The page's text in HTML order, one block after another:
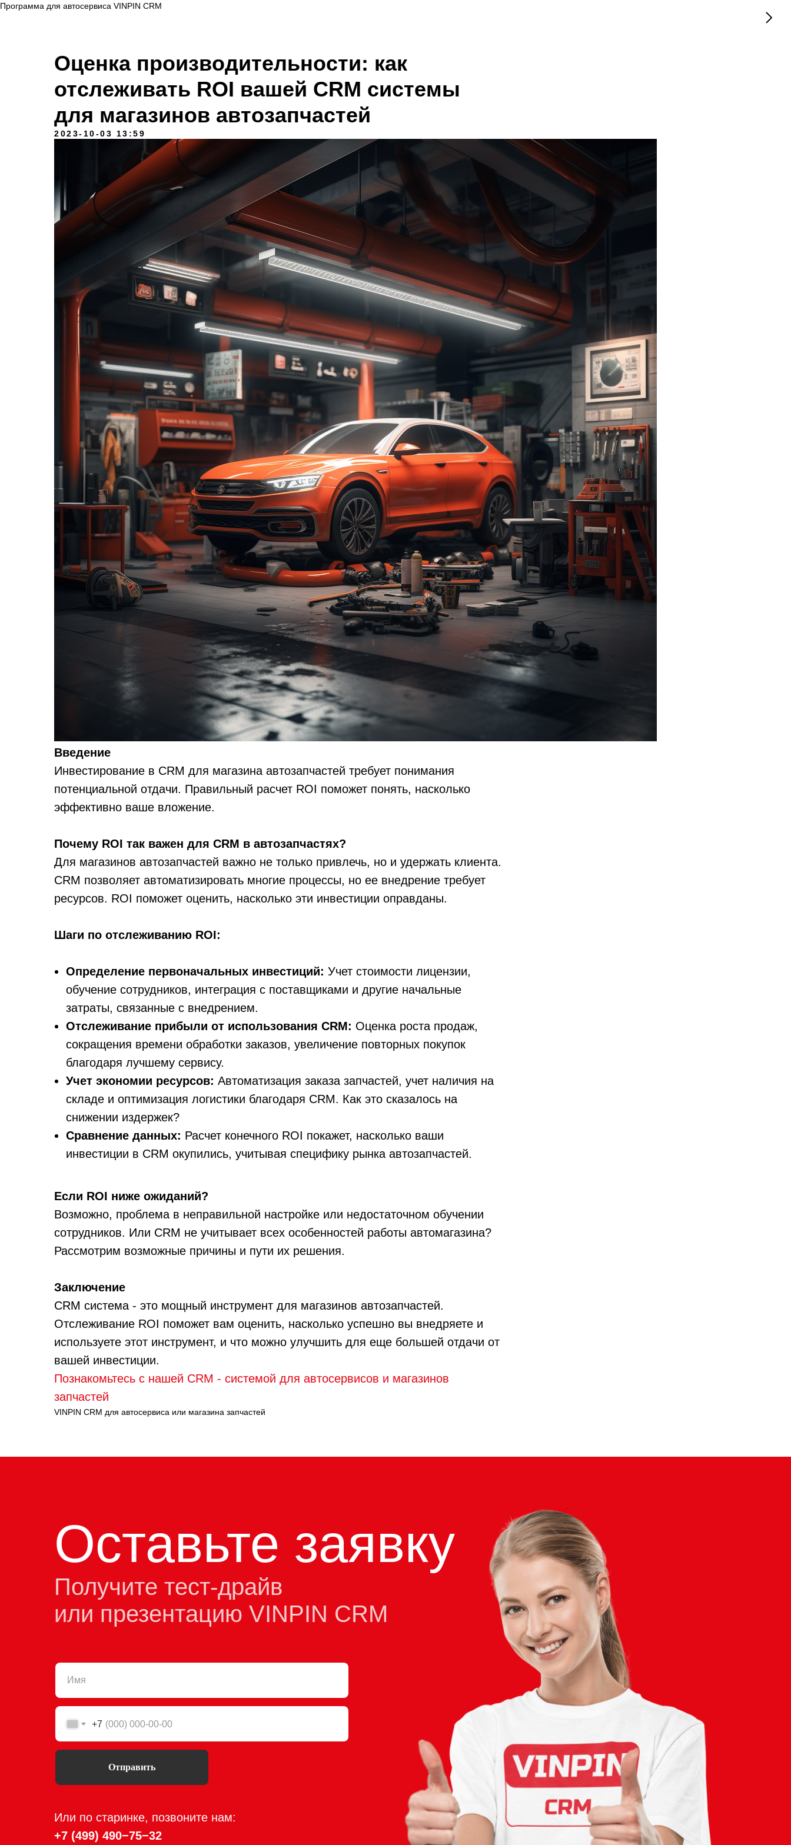
Программа для автосервиса VINPIN CRM
Оценка производительности: как
отслеживать ROI вашей CRM системы
для магазинов автозапчастей
2023-10-03 13:59
Введение
Инвестирование в CRM для магазина автозапчастей требует понимания
потенциальной отдачи. Правильный расчет ROI поможет понять, насколько
эффективно ваше вложение.
Почему ROI так важен для CRM в автозапчастях?
Для магазинов автозапчастей важно не только привлечь, но и удержать клиента.
CRM позволяет автоматизировать многие процессы, но ее внедрение требует
ресурсов. ROI поможет оценить, насколько эти инвестиции оправданы.
Шаги по отслеживанию ROI:
Определение первоначальных инвестиций: Учет стоимости лицензии,
обучение сотрудников, интеграция с поставщиками и другие начальные
затраты, связанные с внедрением.
Отслеживание прибыли от использования CRM: Оценка роста продаж,
сокращения времени обработки заказов, увеличение повторных покупок
благодаря лучшему сервису.
Учет экономии ресурсов: Автоматизация заказа запчастей, учет наличия на
складе и оптимизация логистики благодаря CRM. Как это сказалось на
снижении издержек?
Сравнение данных: Расчет конечного ROI покажет, насколько ваши
инвестиции в CRM окупились, учитывая специфику рынка автозапчастей.
Если ROI ниже ожиданий?
Возможно, проблема в неправильной настройке или недостаточном обучении
сотрудников. Или CRM не учитывает всех особенностей работы автомагазина?
Рассмотрим возможные причины и пути их решения.
Заключение
CRM система - это мощный инструмент для магазинов автозапчастей.
Отслеживание ROI поможет вам оценить, насколько успешно вы внедряете и
используете этот инструмент, и что можно улучшить для еще большей отдачи от
вашей инвестиции.
Познакомьтесь с нашей CRM - системой для автосервисов и магазинов
запчастей
VINPIN CRM для автосервиса или магазина запчастей
Оставьте заявку
Получите тест-драйв
или презентацию VINPIN CRM
+7
Отправить
Или по старинке, позвоните нам:
+7 (499) 490−75−32